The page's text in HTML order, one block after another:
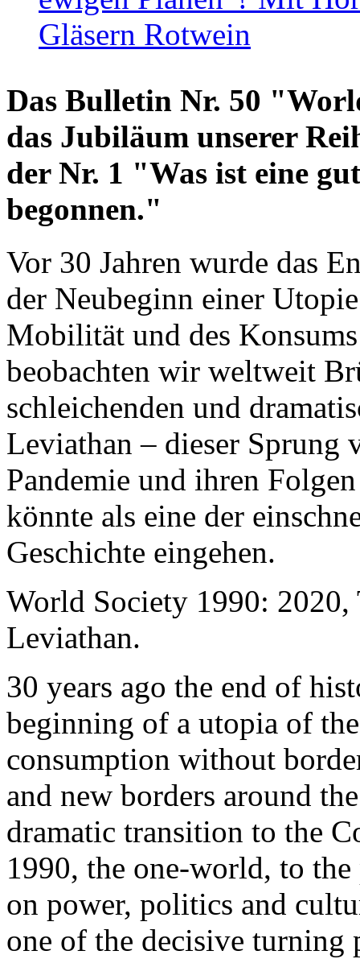
Gläsern Rotwein
Das Bulletin Nr. 50
das Jubiläum unserer
der Nr. 1 "Was ist eine
begonnen."
Vor 30 Jahren wurde das
der Neubeginn einer
Mobilität und des
beobachten wir weltweit
schleichenden und
Leviathan – dieser Sprung
Pandemie und ihren
könnte als eine der
Geschichte eingehen.
World Society 1990: 2020,
Leviathan.
30 years ago the end of
beginning of a utopia of
consumption without
and new borders around
dramatic transition to the
1990, the one-world, to the
on power, politics and
one of the decisive turning